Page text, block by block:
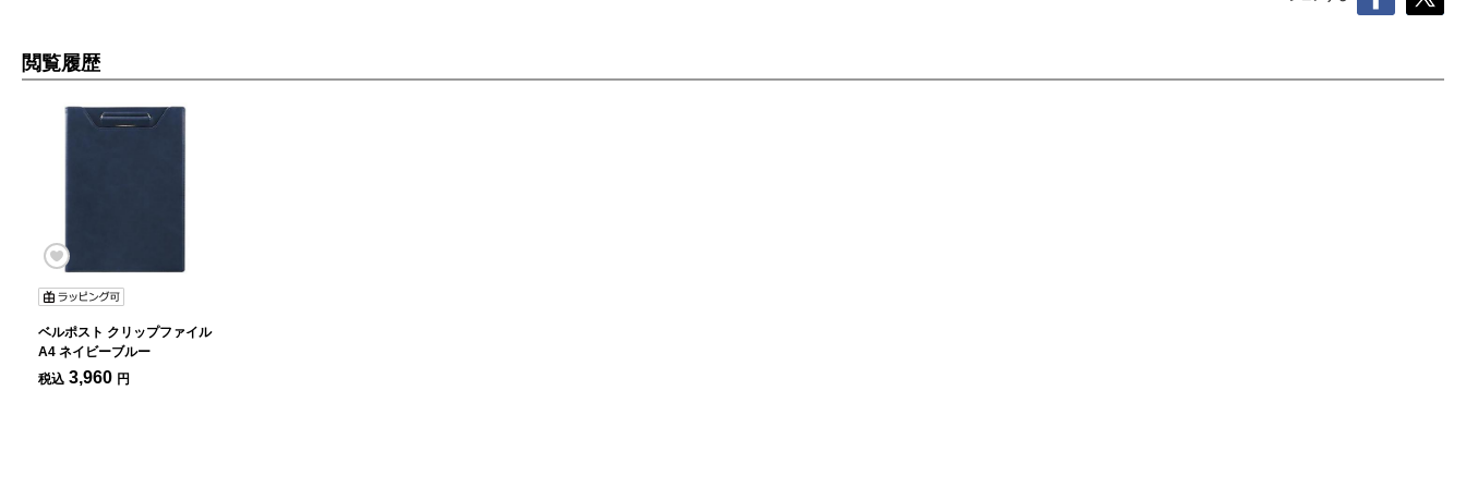
閲覧履歴
ベルポスト クリップファイル
A4 ネイビーブルー
税込 3,960 円